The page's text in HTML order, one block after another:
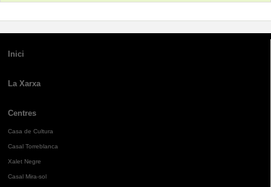
Inici
La Xarxa
Centres
Casa de Cultura
Casal Torreblanca
Xalet Negre
Casal Mira-sol